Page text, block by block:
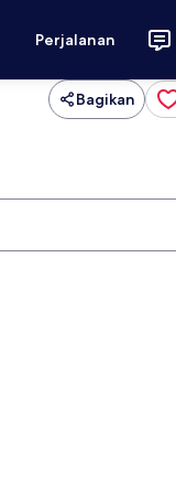
Perjalanan
Bagikan